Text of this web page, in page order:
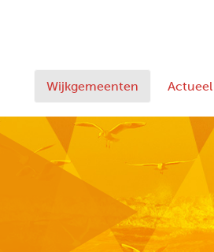
Wijkgemeenten Actueel